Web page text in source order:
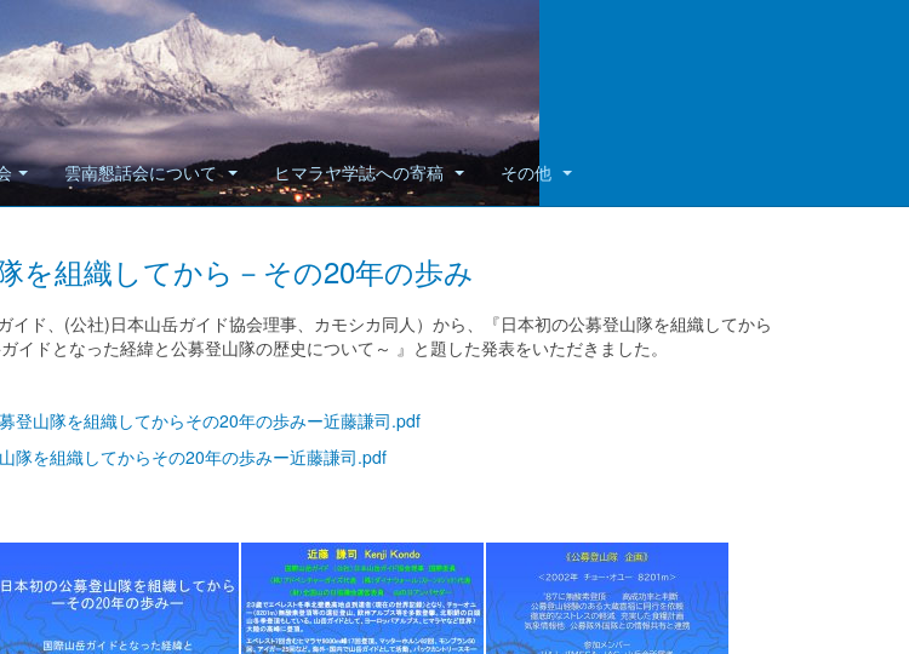
雲南懇話会について ヒマラヤ学誌への寄稿 その他
を組織してから－その20年の歩み
イド、(公社)日本山岳ガイド協会理事、カモシカ同人）から、『日本初の公募登山隊を組織してから
ドとなった経緯と公募登山隊の歴史について～ 』と題した発表をいただきました。
登山隊を組織してからその20年の歩みー近藤謙司.pdf
隊を組織してからその20年の歩みー近藤謙司.pdf